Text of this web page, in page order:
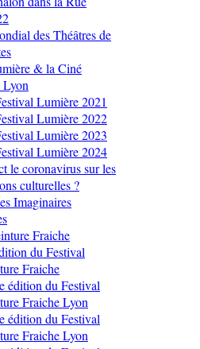
des Théâtres de
& la Ciné
Lyon
Lumière 2021
Lumière 2022
Lumière 2023
Lumière 2024
le coronavirus sur les
culturelles ?
Imaginaires
Fraiche
du Festival
Fraiche
édition du Festival
Fraiche Lyon
édition du Festival
Fraiche Lyon